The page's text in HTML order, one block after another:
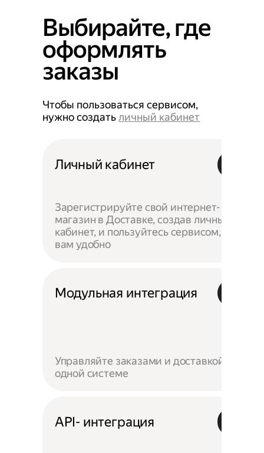
Выбирайте, где
оформлять
заказы
Чтобы пользоваться сервисом,
нужно создатьличный кабинет
Личный кабинет
Зарегистрируйте свой интернет-
магазин в Доставке, создав личный
кабинет, и пользуйтесь сервисом, как
вам удобно
Модульная интеграция
Управляйте заказами и доставкой в
одной системе
API- интеграция